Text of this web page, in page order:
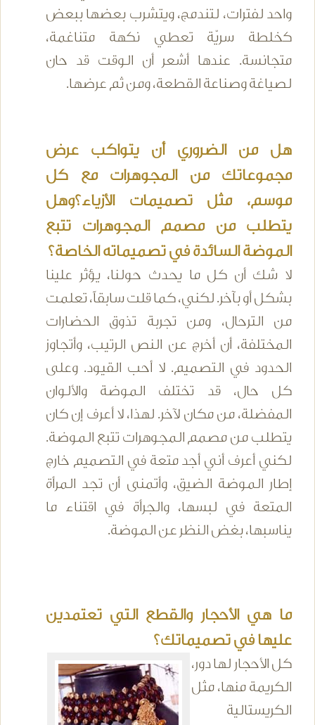
واحد لفترات، لتندمج، ويتشرب بعضها ببعض
كخلطة سريّة تعطي نكهة متناغمة،
متجانسة. عندها أشعر أن الوقت قد حان
لصياغة وصناعة القطعة، ومن ثم عرضها.
هل من الضروري أن يتواكب عرض
مجموعاتك من المجوهرات مع كل
موسم، مثل تصميمات الأزياء؟وهل
يتطلب من مصمم المجوهرات تتبع
الموضة السائدة في تصميماته الخاصة؟
لا شك أن كل ما يحدث حولنا، يؤثر علينا
بشكل أو بآخر. لكني، كما قلت سابقاً، تعلمت
من الترحال، ومن تجربة تذوق الحضارات
المختلفة، أن أخرج عن النص الرتيب، وأتجاوز
الحدود في التصميم. لا أحب القيود. وعلى
كل حال، قد تختلف الموضة والألوان
المفضلة، من مكان لآخر. لهذا، لا أعرف إن كان
يتطلب من مصمم المجوهرات تتبع الموضة.
لكني أعرف أني أجد متعة في التصميم خارج
إطار الموضة الضيق، وأتمنى أن تجد المرأة
المتعة في لبسها، والجرأة في اقتناء ما
يناسبها، بغض النظر عن الموضة.
ما هي الأحجار والقطع التي تعتمدين
عليها في تصميماتك؟
كل الأحجار لها دور،
الكريمة منها، مثل
الكريستالية